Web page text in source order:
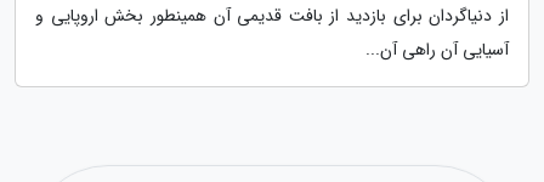
از دنیاگردان برای بازدید از بافت قدیمی آن همینطور بخش اروپایی و
آسیایی آن راهی آن...